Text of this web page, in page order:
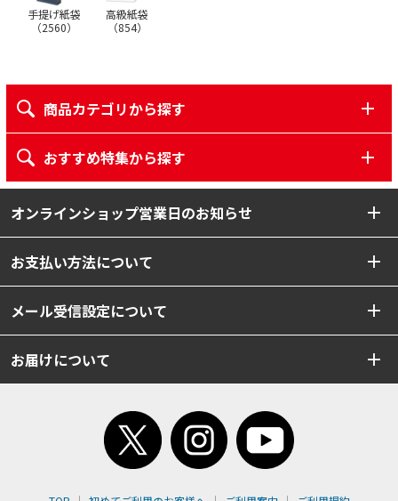
手提げ紙袋
（2560）
高級紙袋
（854）
商品カテゴリから探す
おすすめ特集から探す
オンラインショップ営業日のお知らせ
お支払い方法について
メール受信設定について
お届けについて